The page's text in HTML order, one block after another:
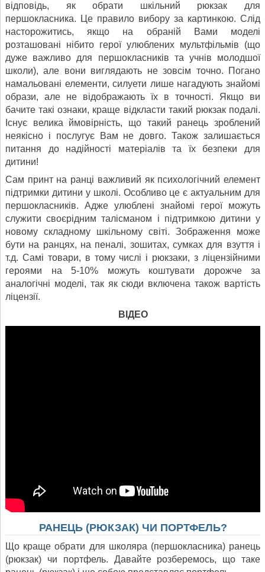
відповідь, як обрати шкільний рюкзак для
першокласника. Це правило вибору за картинкою. Слід
насторожитись, якщо на обраній Вами моделі
розташовані нібито герої улюблених мультфільмів (що
дуже важливо для першокласників та учнів молодшої
школи), але вони виглядають не зовсім точно. Погано
намальовані елементи, силуети лише нагадують знайомі
образи, але не відображають їх в точності. Якщо ви
бачите такі ознаки, краще відкласти такий рюкзак подалі.
Існує велика ймовірність, що такий ранець зроблений
неякісно і послугує Вам не довго. Також залишається
питання до надійності матеріалів та їх безпеки для
дитини!
Сам принт на ранці важливий як психологічний елемент
підтримки дитини у школі. Особливо це є актуальним для
першокласників. Адже улюблені знайомі герої можуть
служити своєрідним талісманом і підтримкою дитини у
новому складному шкільному світі. Зображення може
бути на ранцях, на пеналі, зошитах, сумках для взуття і
т.д. Самі товари, в тому числі і рюкзаки, з ліцензійними
героями на 5-10% можуть коштувати дорожче за
аналогічні моделі, так як сюди включена також вартість
ліцензії.
ВІДЕО
РАНЕЦЬ (РЮКЗАК) ЧИ ПОРТФЕЛЬ?
Що краще обрати для школяра (першокласника) ранець
(рюкзак) чи портфель. Давайте розберемось, що таке